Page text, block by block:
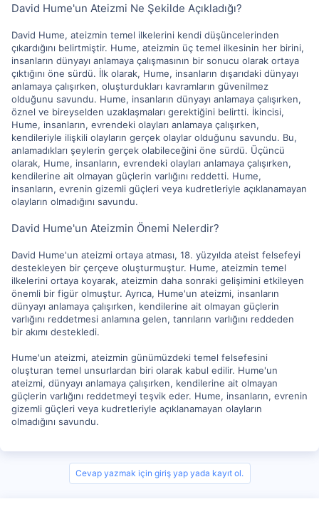
David Hume'un Ateizmi Ne Şekilde Açıkladığı?
David Hume, ateizmin temel ilkelerini kendi düşüncelerinden
çıkardığını belirtmiştir. Hume, ateizmin üç temel ilkesinin her birini,
insanların dünyayı anlamaya çalışmasının bir sonucu olarak ortaya
çıktığını öne sürdü. İlk olarak, Hume, insanların dışarıdaki dünyayı
anlamaya çalışırken, oluşturdukları kavramların güvenilmez
olduğunu savundu. Hume, insanların dünyayı anlamaya çalışırken,
öznel ve bireyselden uzaklaşmaları gerektiğini belirtti. İkincisi,
Hume, insanların, evrendeki olayları anlamaya çalışırken,
kendileriyle ilişkili olayların gerçek olaylar olduğunu savundu. Bu,
anlamadıkları şeylerin gerçek olabileceğini öne sürdü. Üçüncü
olarak, Hume, insanların, evrendeki olayları anlamaya çalışırken,
kendilerine ait olmayan güçlerin varlığını reddetti. Hume,
insanların, evrenin gizemli güçleri veya kudretleriyle açıklanamayan
olayların olmadığını savundu.
David Hume'un Ateizmin Önemi Nelerdir?
David Hume'un ateizmi ortaya atması, 18. yüzyılda ateist felsefeyi
destekleyen bir çerçeve oluşturmuştur. Hume, ateizmin temel
ilkelerini ortaya koyarak, ateizmin daha sonraki gelişimini etkileyen
önemli bir figür olmuştur. Ayrıca, Hume'un ateizmi, insanların
dünyayı anlamaya çalışırken, kendilerine ait olmayan güçlerin
varlığını reddetmesi anlamına gelen, tanrıların varlığını reddeden
bir akımı destekledi.
Hume'un ateizmi, ateizmin günümüzdeki temel felsefesini
oluşturan temel unsurlardan biri olarak kabul edilir. Hume'un
ateizmi, dünyayı anlamaya çalışırken, kendilerine ait olmayan
güçlerin varlığını reddetmeyi teşvik eder. Hume, insanların, evrenin
gizemli güçleri veya kudretleriyle açıklanamayan olayların
olmadığını savundu.
Cevap yazmak için giriş yap yada kayıt ol.